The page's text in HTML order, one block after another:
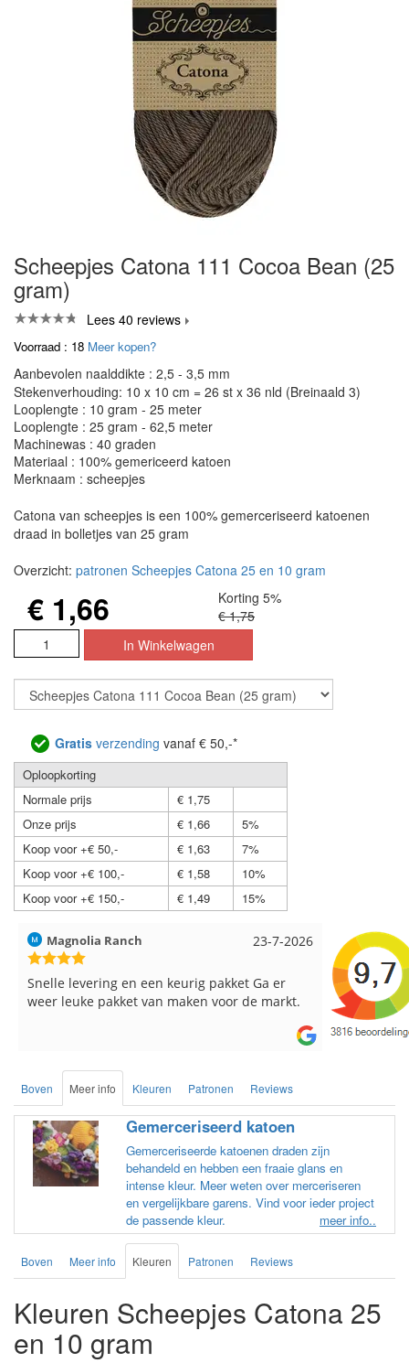
Scheepjes Catona 111 Cocoa Bean (25
gram)
Lees 40 reviews
Voorraad : 18 Meer kopen?
Aanbevolen naalddikte : 2,5 - 3,5 mm
Stekenverhouding: 10 x 10 cm = 26 st x 36 nld (Breinaald 3)
Looplengte : 10 gram - 25 meter
Looplengte : 25 gram - 62,5 meter
Machinewas : 40 graden
Materiaal : 100% gemericeerd katoen
Merknaam : scheepjes
Catona van scheepjes is een 100% gemerceriseerd katoenen
draad in bolletjes van 25 gram
Overzicht: patronen Scheepjes Catona 25 en 10 gram
€ 1,66
Korting 5%
€ 1,75
Gratis verzending vanaf € 50,-*
Oploopkorting
Normale prijs
€ 1,75
Onze prijs
€ 1,66
5%
Koop voor +€ 50,-
€ 1,63
7%
Koop voor +€ 100,-
€ 1,58
10%
Koop voor +€ 150,-
€ 1,49 15%
17-7-2026
Hilde uit Loyers
Reeds meerdere keren breigaren en
breinaalden besteld, altijd heel tevreden over
Loes uit
Snelle
Boven Meer info Kleuren Patronen Reviews
Gemerceriseerd katoen
Gemerceriseerde katoenen draden zijn
behandeld en hebben een fraaie glans en
intense kleur. Meer weten over merceriseren
en vergelijkbare garens. Vind voor ieder project
de passende kleur.
meer info..
Boven Meer info Kleuren Patronen Reviews
Kleuren Scheepjes Catona 25
en 10 gram